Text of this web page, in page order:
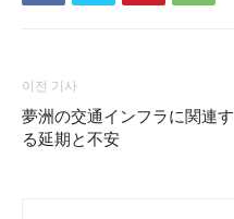
이전 기사
夢洲の交通インフラに関連す
る延期と不安